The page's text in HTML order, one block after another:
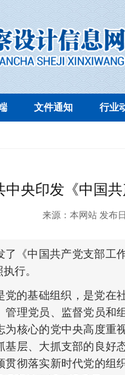
文件通知 行业
中央印发《中国
来源： 本网站 发布
了《中国共产党支部工
行。
党的基础组织，是党在
管理党员、监督党员和
为核心的党中央高度重
基层、大抓支部的良好
贯彻落实新时代党的组